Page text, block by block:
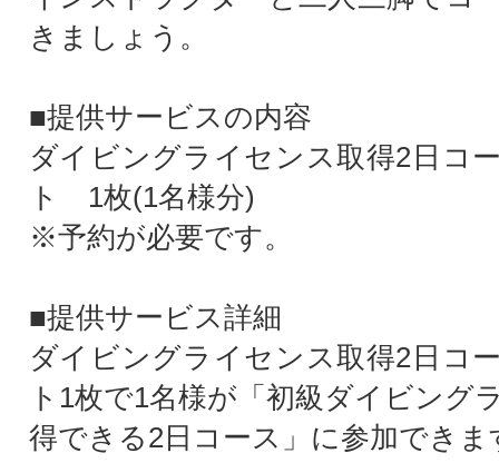
きましょう。
■提供サービスの内容
ダイビングライセンス取得2日コ
ト 1枚(1名様分)
※予約が必要です。
■提供サービス詳細
ダイビングライセンス取得2日コ
ト1枚で1名様が「初級ダイビング
得できる2日コース」に参加できま